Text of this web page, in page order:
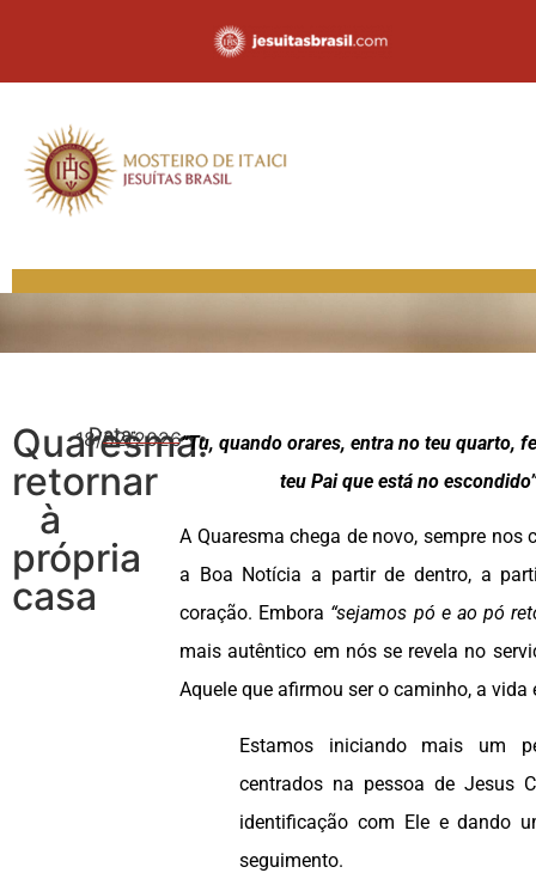
Quaresma:
retornar
à
própria
casa
Data:
18/02/2026“Tu, quando orares, entra no teu quarto,
teu Pai que está no escondido”
A Quaresma chega de novo, sempre nos
a Boa Notícia a partir de dentro, a
coração. Embora “sejamos pó e ao pó
mais autêntico em nós se revela no
Aquele que afirmou ser o caminho, a vida
Estamos iniciando mais um
centrados na pessoa de Jesus
identificação com Ele e dando
seguimento.